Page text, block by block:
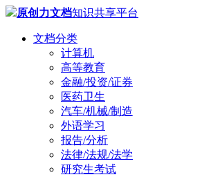
原创力文档知识共享平台
文档分类
计算机
高等教育
金融/投资/证券
医药卫生
汽车/机械/制造
外语学习
报告/分析
法律/法规/法学
研究生考试